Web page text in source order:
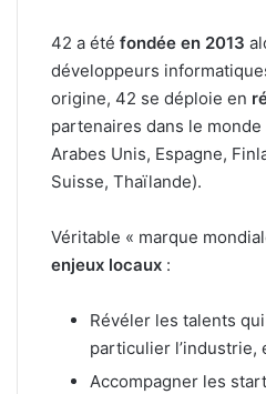
42 a été fondée en 2013
développeurs
origine, 42 se déploie en
partenaires dans le
Arabes Unis, Espagne,
Suisse, Thaïlande).
Véritable « marque
enjeux locaux :
Révéler les talents
particulier l’industrie,
Accompagner les